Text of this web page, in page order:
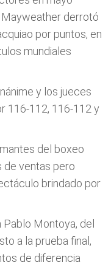
derrotó
por puntos, en
mundiales
y los jueces
116-112, 116-112 y
del boxeo
de ventas pero
brindado por
Montoya, del
a la prueba final,
de diferencia